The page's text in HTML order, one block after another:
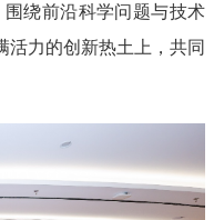
绕前沿科学问题与技术
活力的创新热土上，共同